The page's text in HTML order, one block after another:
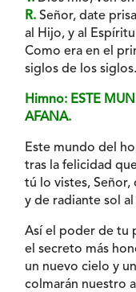
R. Señor, date
al Hijo, y al
Como era en el
siglos de los
Himno: ESTE
AFANA.
Este mundo del
tras la felicidad
tú lo vistes, Señor,
y de radiante sol
Así el poder de tu
el secreto más
un nuevo cielo y
colmarán nuestro